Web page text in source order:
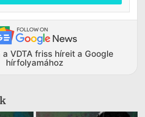
a VDTA friss híreit a Google
hírfolyamához